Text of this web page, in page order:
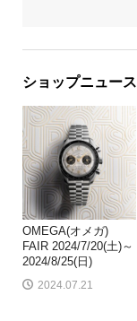
ショップニュース
OMEGA(オメガ)
FAIR 2024/7/20(土)～
2024/8/25(日)
2024.07.21